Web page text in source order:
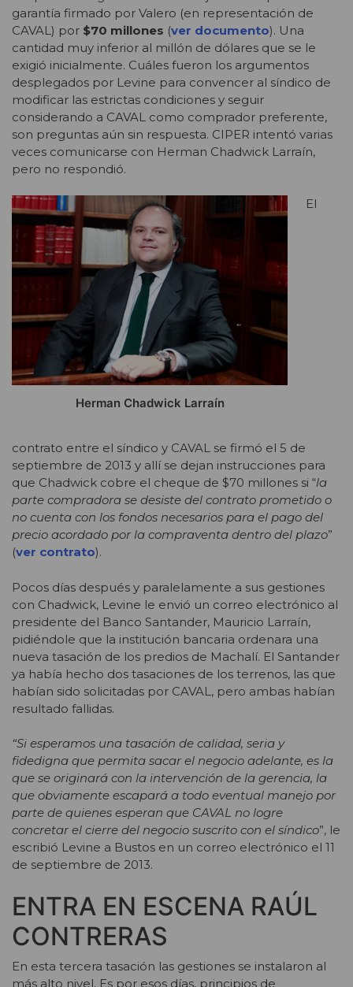
garantía firmado por Valero (en representación de
CAVAL) por $70 millones (ver documento). Una
cantidad muy inferior al millón de dólares que se le
exigió inicialmente. Cuáles fueron los argumentos
desplegados por Levine para convencer al síndico de
modificar las estrictas condiciones y seguir
considerando a CAVAL como comprador preferente,
son preguntas aún sin respuesta. CIPER intentó varias
veces comunicarse con Herman Chadwick Larraín,
pero no respondió.
Herman Chadwick Larraín
El
contrato entre el síndico y CAVAL se firmó el 5 de
septiembre de 2013 y allí se dejan instrucciones para
que Chadwick cobre el cheque de $70 millones si “la
parte compradora se desiste del contrato prometido o
no cuenta con los fondos necesarios para el pago del
precio acordado por la compraventa dentro del plazo”
(ver contrato).
Pocos días después y paralelamente a sus gestiones
con Chadwick, Levine le envió un correo electrónico al
presidente del Banco Santander, Mauricio Larraín,
pidiéndole que la institución bancaria ordenara una
nueva tasación de los predios de Machalí. El Santander
ya había hecho dos tasaciones de los terrenos, las que
habían sido solicitadas por CAVAL, pero ambas habían
resultado fallidas.
“Si esperamos una tasación de calidad, seria y
fidedigna que permita sacar el negocio adelante, es la
que se originará con la intervención de la gerencia, la
que obviamente escapará a todo eventual manejo por
parte de quienes esperan que CAVAL no logre
concretar el cierre del negocio suscrito con el síndico”, le
escribió Levine a Bustos en un correo electrónico el 11
de septiembre de 2013.
ENTRA EN ESCENA RAÚL
CONTRERAS
En esta tercera tasación las gestiones se instalaron al
más alto nivel. Es por esos días, principios de